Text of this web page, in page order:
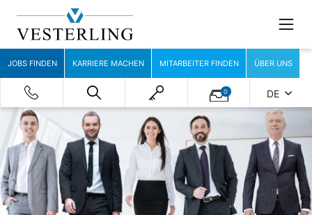
JOBS FINDEN KARRIERE MACHEN MITARBEITER FINDEN ÜBER UNS
0 DE